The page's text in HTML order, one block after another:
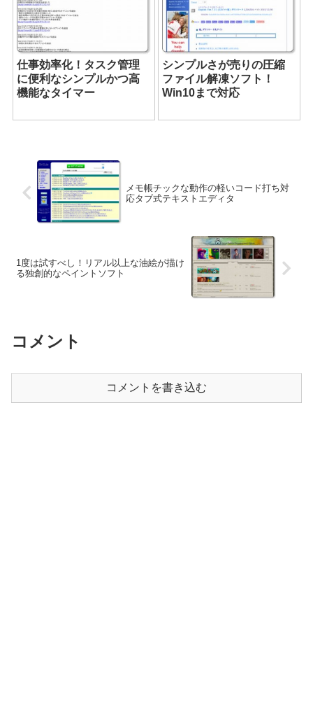
仕事効率化！タスク管理
に便利なシンプルかつ高
機能なタイマー
シンプルさが売りの圧縮
ファイル解凍ソフト！
Win10まで対応
メモ帳チックな動作の軽いコード打ち対
応タブ式テキストエディタ
1度は試すべし！リアル以上な油絵が描け
る独創的なペイントソフト
コメント
コメントを書き込む